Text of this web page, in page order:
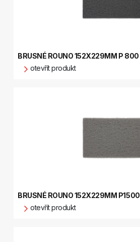
BRUSNÉ ROUNO 152X229MM P 800
otevřít produkt
BRUSNÉ ROUNO 152X229MM P1500
otevřít produkt